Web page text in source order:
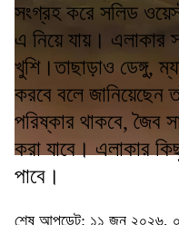
সংগ্রহ করে সলিড
এ নিয়ে যায়। এলাকার
খুশি।তাছাড়াও ডেঙ্গু,
করবে বলে জানিয়েছেন
পরিষ্কার থাকবে, জৈব
করা যাবে। এলাকার
পাবে।
শেষ আপডেট: ১১ জুন ২০২৬,